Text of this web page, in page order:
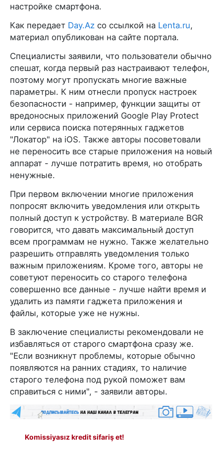
настройке смартфона.
Как передает Day.Az со ссылкой на Lenta.ru,
материал опубликован на сайте портала.
Специалисты заявили, что пользователи обычно
спешат, когда первый раз настраивают телефон,
поэтому могут пропускать многие важные
параметры. К ним отнесли пропуск настроек
безопасноcти - например, функции защиты от
вредоносных приложений Google Play Protect
или сервиса поиска потерянных гаджетов
"Локатор" на iOS. Также авторы посоветовали
не переносить все старые приложения на новый
аппарат - лучше потратить время, но отобрать
ненужные.
При первом включении многие приложения
попросят включить уведомления или открыть
полный доступ к устройству. В материале BGR
говорится, что давать максимальный доступ
всем программам не нужно. Также желательно
разрешить отправлять уведомления только
важным приложениям. Кроме того, авторы не
советуют переносить со старого телефона
совершенно все данные - лучше найти время и
удалить из памяти гаджета приложения и
файлы, которые уже не нужны.
В заключение специалисты рекомендовали не
избавляться от старого смартфона сразу же.
"Если возникнут проблемы, которые обычно
появляются на ранних стадиях, то наличие
старого телефона под рукой поможет вам
справиться с ними", - заявили авторы.
Komissiyasız kredit sifariş et!